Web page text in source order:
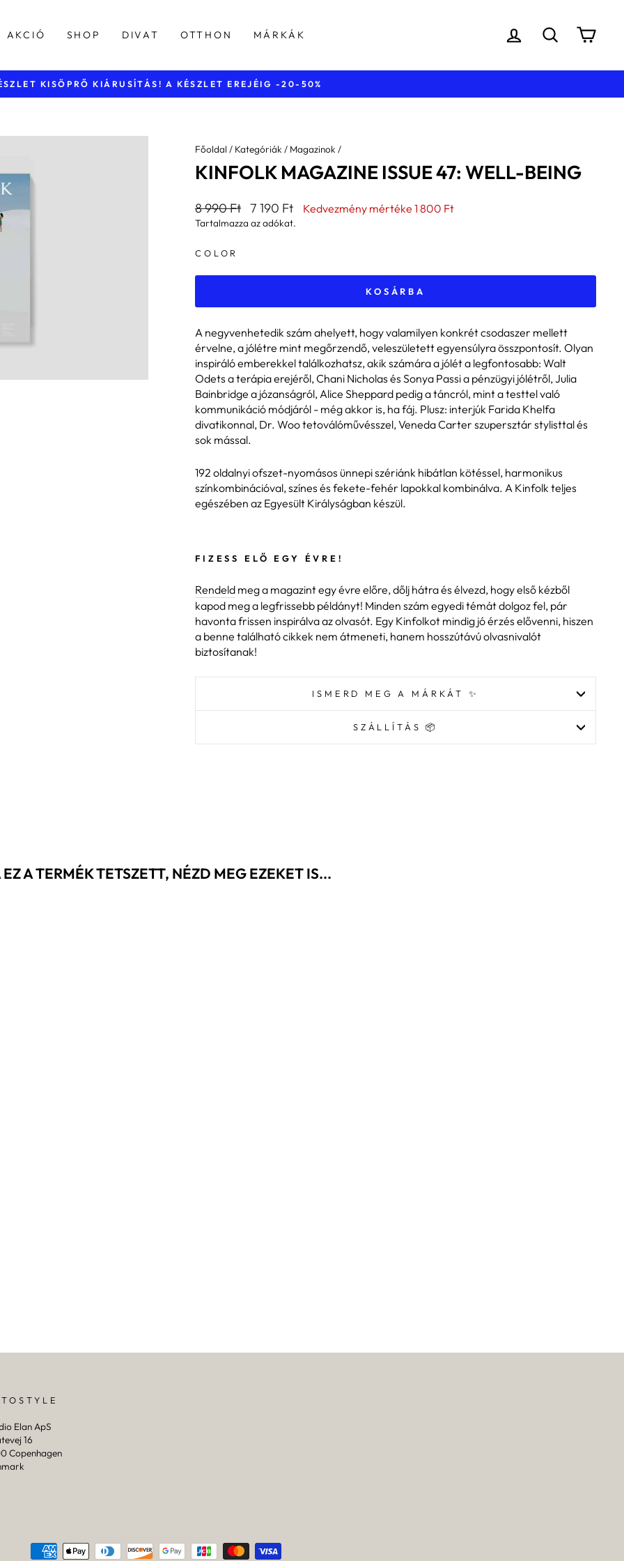
AKCIÓ SHOP DIVAT OTTHON MÁRKÁK BEJELENTKEZÉS
KERESÉS
Diavetítés
INGYENES KISZÁLLÍTÁS 40.000 Ft feletti vásárlásnál
Főoldal / Kategóriák / Magazinok /
KINFOLK MAGAZINE ISSUE 47: WELL-BEING
Általános
ár
8 990 Ft
Kedvezményes
ár
7 190 Ft Kedvezmény mértéke 1 800 Ft
Tartalmazza az adókat.
COLOR
KOSÁRBA
A negyvenhetedik szám ahelyett, hogy valamilyen konkrét csodaszer mellett
érvelne, a jólétre mint megőrzendő, veleszületett egyensúlyra összpontosít. Olyan
inspiráló emberekkel találkozhatsz, akik számára a jólét a legfontosabb: Walt
Odets a terápia erejéről, Chani Nicholas és Sonya Passi a pénzügyi jólétről, Julia
Bainbridge a józanságról, Alice Sheppard pedig a táncról, mint a testtel való
kommunikáció módjáról - még akkor is, ha fáj. Plusz: interjúk Farida Khelfa
divatikonnal, Dr. Woo tetoválóművésszel, Veneda Carter szupersztár stylisttal és
sok mással.
192 oldalnyi ofszet-nyomásos ünnepi szériánk hibátlan kötéssel, harmonikus
színkombinációval, színes és fekete-fehér lapokkal kombinálva. A Kinfolk teljes
egészében az Egyesült Királyságban készül.
FIZESS ELŐ EGY ÉVRE!
Rendeld meg a magazint egy évre előre, dőlj hátra és élvezd, hogy első kézből
kapod meg a legfrissebb példányt! Minden szám egyedi témát dolgoz fel, pár
havonta frissen inspirálva az olvasót. Egy Kinfolkot mindig jó érzés elővenni, hiszen
a benne található cikkek nem átmeneti, hanem hosszútávú olvasnivalót
biztosítanak!
ISMERD MEG A MÁRKÁT ✨
SZÁLLÍTÁS 📦
EZ A TERMÉK TETSZETT, NÉZD MEG EZEKET IS...
Elan ApS
16
Copenhagen